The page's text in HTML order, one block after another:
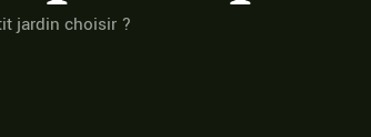
jardin choisir ?